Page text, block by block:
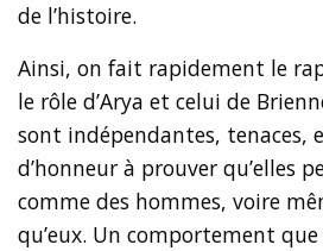
de l’histoire.
Ainsi, on fait rapidement le
le rôle d’Arya et celui de
sont indépendantes,
d’honneur à prouver qu’elles
comme des hommes, voire
qu’eux. Un comportement